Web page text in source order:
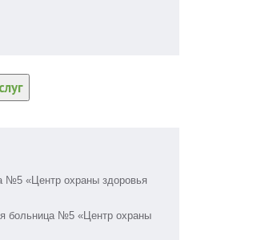
№5 «Центр охраны здоровья
больница №5 «Центр охраны